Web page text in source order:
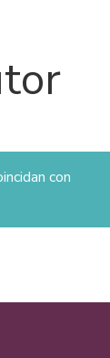
con